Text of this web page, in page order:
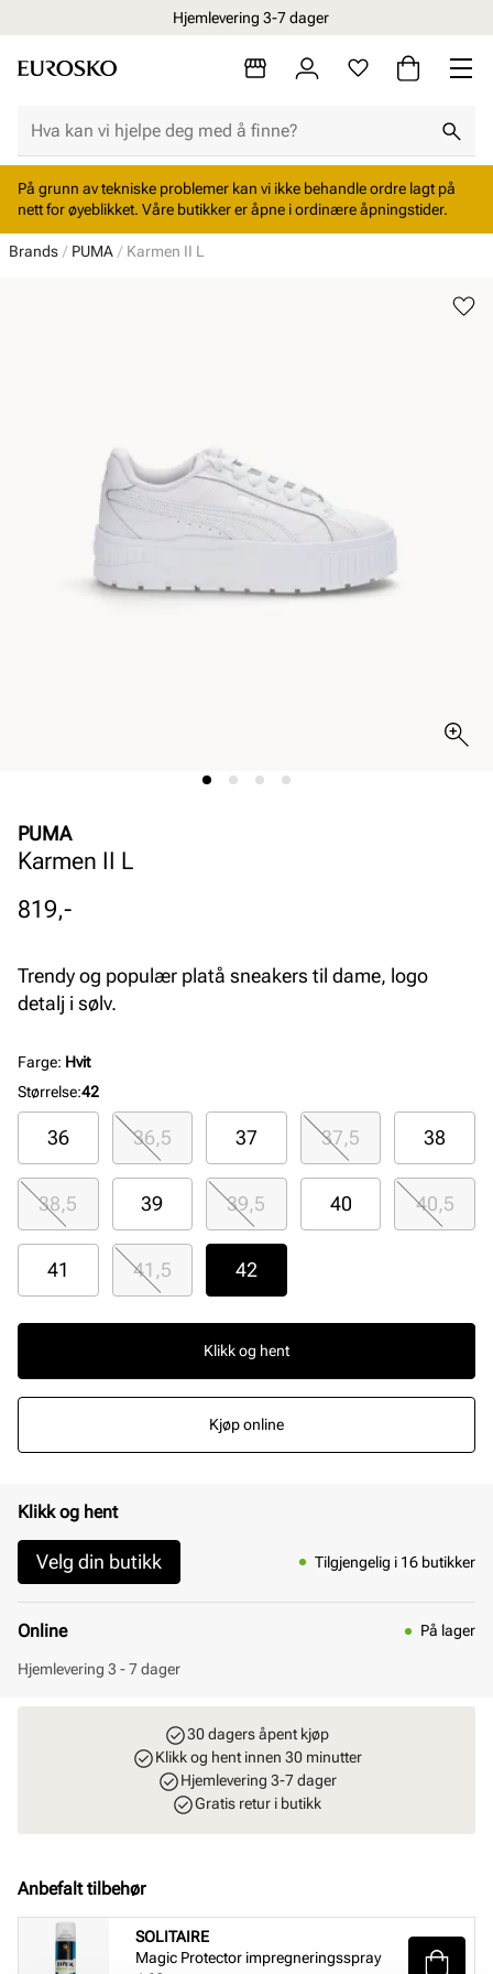
Hjemlevering 3-7 dager
På grunn av tekniske problemer kan vi ikke behandle ordre lagt på
nett for øyeblikket. Våre butikker er åpne i ordinære åpningstider.
Brands PUMA Karmen II L
PUMA
Karmen II L
Pris
819,-
Trendy og populær platå sneakers til dame, logo
detalj i sølv.
Farge: Hvit
Størrelse:42
36 36,5 37 37,5 38
38,5 39 39,5 40 40,5
41 41,5 42
Klikk og hent
Kjøp online
Klikk og hent
Velg din butikk Tilgjengelig i 16 butikker
Online På lager
Hjemlevering 3 - 7 dager
30 dagers åpent kjøp
Klikk og hent innen 30 minutter
Hjemlevering 3-7 dager
Gratis retur i butikk
Anbefalt tilbehør
SOLITAIRE
Magic Protector impregneringsspray